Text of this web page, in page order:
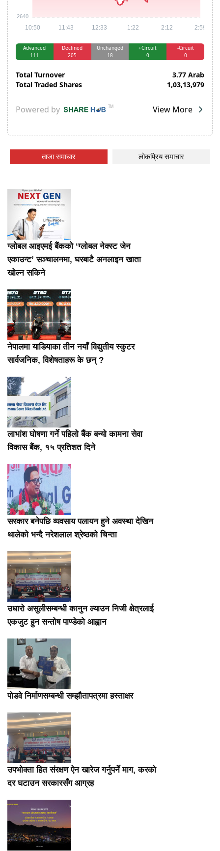
ताजा समाचार लोकप्रिय समाचार
ग्लोबल आइएमई बैंकको ‘ग्लोबल नेक्स्ट जेन
एकाउन्ट’ सञ्चालनमा, घरबाटै अनलाइन खाता
खोल्न सकिने
नेपालमा याडियाका तीन नयाँ विद्युतीय स्कुटर
सार्वजनिक, विशेषताहरू के छन् ?
लाभांश घोषणा गर्ने पहिलो बैंक बन्यो कामना सेवा
विकास बैंक, १५ प्रतिशत दिने
सरकार बनेपछि व्यवसाय पलायन हुने अवस्था देखिन
थालेको भन्दै नरेशलाल श्रेष्ठको चिन्ता
उधारो असुलीसम्बन्धी कानुन ल्याउन निजी क्षेत्रलाई
एकजुट हुन सन्तोष पाण्डेको आह्वान
पोडवे निर्माणसम्बन्धी सम्झौतापत्रमा हस्ताक्षर
उपभोक्ता हित संरक्षण ऐन खारेज गर्नुपर्ने माग, करको
दर घटाउन सरकारसँग आग्रह